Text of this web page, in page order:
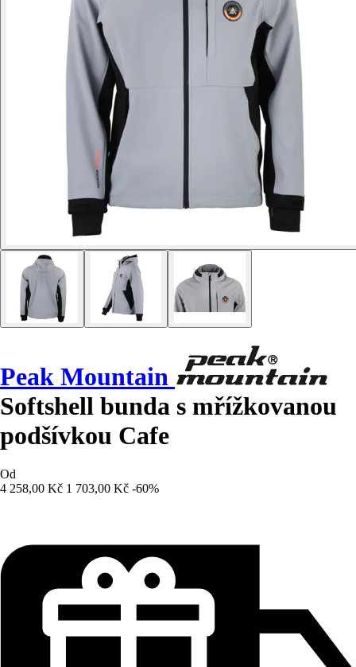
Peak Mountain
Softshell bunda s mřížkovanou
podšívkou Cafe
Od
4 258,00 Kč 1 703,00 Kč -60%